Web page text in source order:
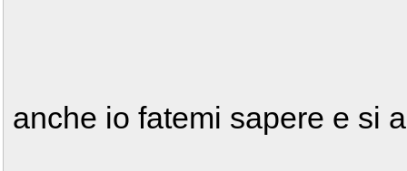
anche io fatemi sapere e si